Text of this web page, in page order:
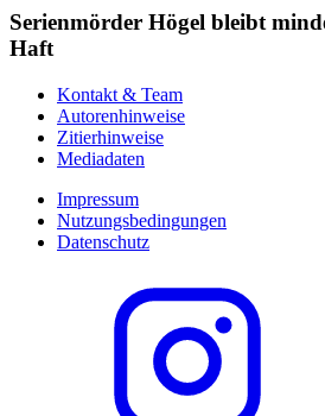
Serienmörder Högel bleibt
Haft
Kontakt & Team
Autorenhinweise
Zitierhinweise
Mediadaten
Impressum
Nutzungsbedingungen
Datenschutz